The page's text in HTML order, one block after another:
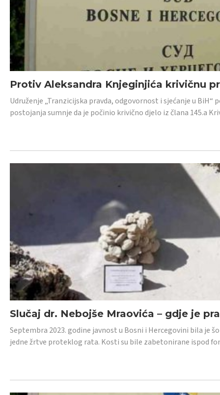
Protiv Aleksandra Knjeginjića krivičnu
Udruženje „Tranzicijska pravda, odgovornost i sjećanje u
postojanja sumnje da je počinio krivično djelo iz člana 145.a
Slučaj dr. Nebojše Mraovića – gdje je
Septembra 2023. godine javnost u Bosni i Hercegovini bila je
jedne žrtve proteklog rata. Kosti su bile zabetonirane ispod